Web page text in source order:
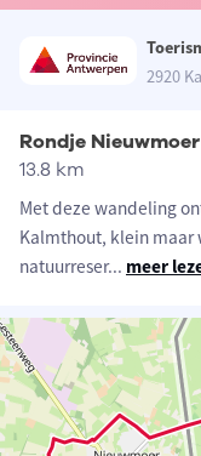
2920
Rondje Nieuwmoer
13.8 km
Met deze wandeling
Kalmthout, klein maar
natuurreser... meer